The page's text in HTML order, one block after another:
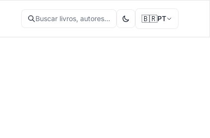
Buscar livros, autores... 🇧🇷PT